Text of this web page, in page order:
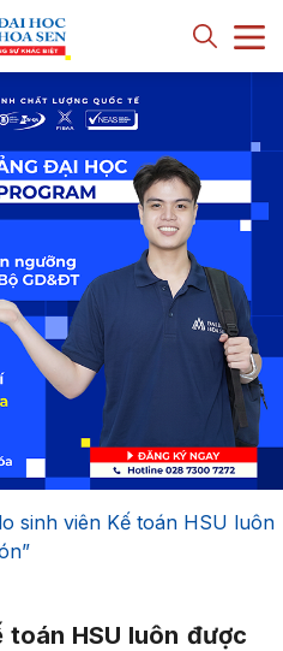
sinh viên Kế toán HSU luôn
HSU luôn được